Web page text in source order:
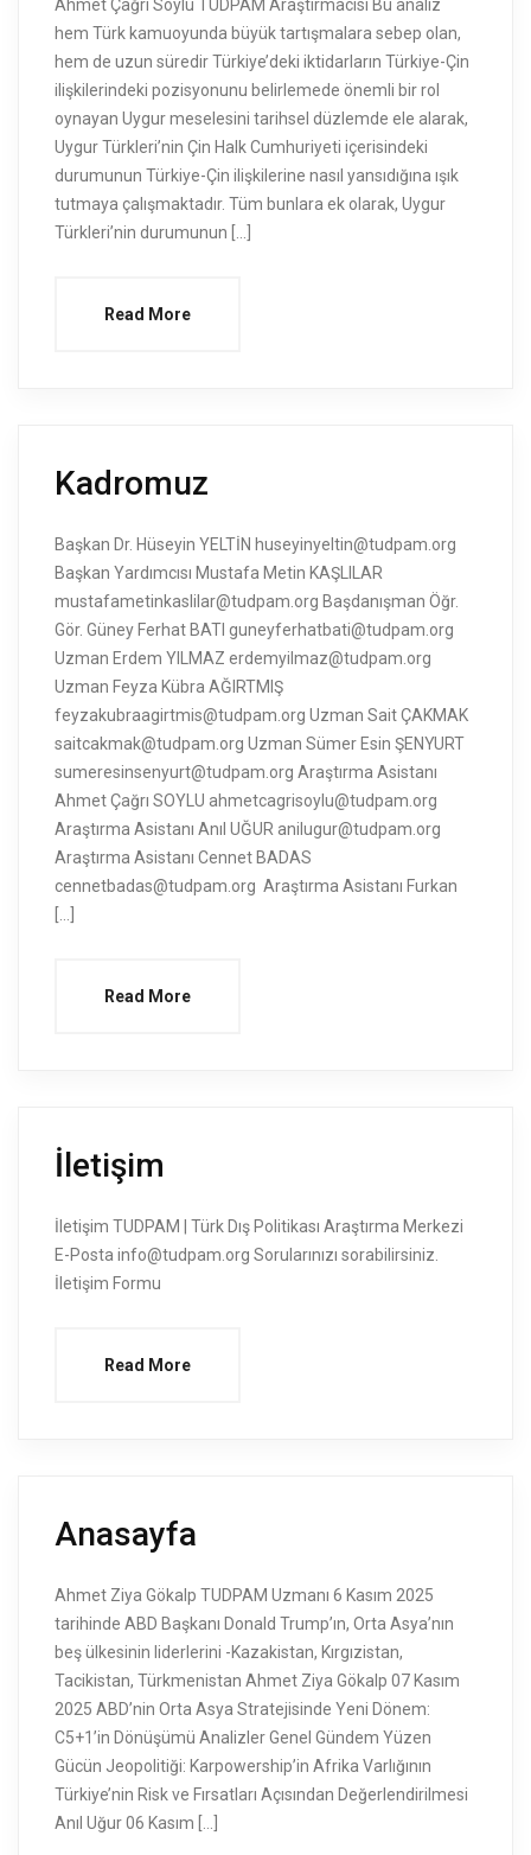
Ahmet Çağrı Soylu TUDPAM Araştırmacısı Bu analiz
hem Türk kamuoyunda büyük tartışmalara sebep olan,
hem de uzun süredir Türkiye’deki iktidarların Türkiye-Çin
ilişkilerindeki pozisyonunu belirlemede önemli bir rol
oynayan Uygur meselesini tarihsel düzlemde ele alarak,
Uygur Türkleri’nin Çin Halk Cumhuriyeti içerisindeki
durumunun Türkiye-Çin ilişkilerine nasıl yansıdığına ışık
tutmaya çalışmaktadır. Tüm bunlara ek olarak, Uygur
Türkleri’nin durumunun […]
Read More
Kadromuz
Başkan Dr. Hüseyin YELTİN huseyinyeltin@tudpam.org
Başkan Yardımcısı Mustafa Metin KAŞLILAR
mustafametinkaslilar@tudpam.org Başdanışman Öğr.
Gör. Güney Ferhat BATI guneyferhatbati@tudpam.org
Uzman Erdem YILMAZ erdemyilmaz@tudpam.org
Uzman Feyza Kübra AĞIRTMIŞ
feyzakubraagirtmis@tudpam.org Uzman Sait ÇAKMAK
saitcakmak@tudpam.org Uzman Sümer Esin ŞENYURT
sumeresinsenyurt@tudpam.org Araştırma Asistanı
Ahmet Çağrı SOYLU ahmetcagrisoylu@tudpam.org
Araştırma Asistanı Anıl UĞUR anilugur@tudpam.org
Araştırma Asistanı Cennet BADAS
cennetbadas@tudpam.org Araştırma Asistanı Furkan
Read More
İletişim
İletişim TUDPAM | Türk Dış Politikası Araştırma Merkezi
E-Posta info@tudpam.org Sorularınızı sorabilirsiniz.
İletişim Formu
Read More
Anasayfa
Ahmet Ziya Gökalp TUDPAM Uzmanı 6 Kasım 2025
tarihinde ABD Başkanı Donald Trump’ın, Orta Asya’nın
beş ülkesinin liderlerini -Kazakistan, Kırgızistan,
Tacikistan, Türkmenistan Ahmet Ziya Gökalp 07 Kasım
2025 ABD’nin Orta Asya Stratejisinde Yeni Dönem:
C5+1’in Dönüşümü Analizler Genel Gündem Yüzen
Gücün Jeopolitiği: Karpowership’in Afrika Varlığının
Türkiye’nin Risk ve Fırsatları Açısından Değerlendirilmesi
Anıl Uğur 06 Kasım […]